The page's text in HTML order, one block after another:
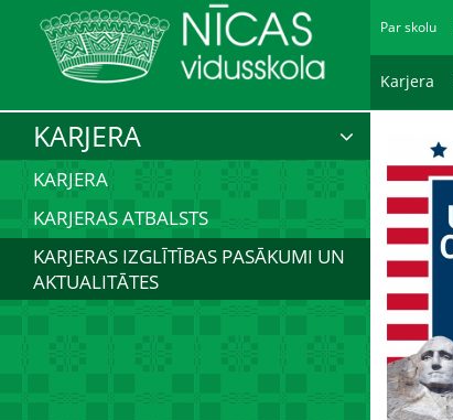
Par skolu
Karjera
KARJERA
KARJERA
KARJERAS ATBALSTS
KARJERAS IZGLĪTĪBAS PASĀKUMI UN
AKTUALITĀTES